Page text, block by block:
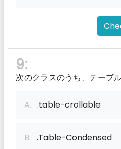
9:
次のクラスのうち、テーブ
A. .table-crollable
B. .Table-Condensed